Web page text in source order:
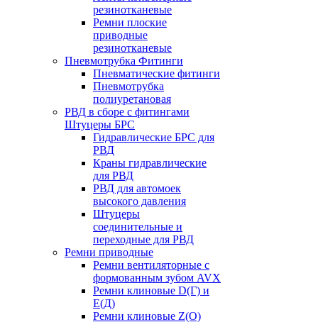
резинотканевые
Ремни плоские
приводные
резинотканевые
Пневмотрубка Фитинги
Пневматические фитинги
Пневмотрубка
полиуретановая
РВД в сборе с фитингами
Штуцеры БРС
Гидравлические БРС для
РВД
Краны гидравлические
для РВД
РВД для автомоек
высокого давления
Штуцеры
соединительные и
переходные для РВД
Ремни приводные
Ремни вентиляторные с
формованным зубом AVX
Ремни клиновые D(Г) и
Е(Д)
Ремни клиновые Z(О)